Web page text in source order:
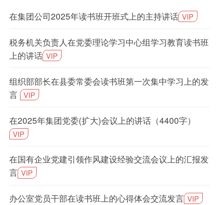
在集团公司2025年读书班开班式上的主持讲话 VIP
税务机关负责人在党委理论学习中心组学习教育读书班
上的讲话 VIP
组织部部长在县委常委会读书班第一次集中学习上的发
言 VIP
在2025年集团党委(扩大)会议上的讲话（4400字）
VIP
在国有企业党建引领作风建设经验交流会议上的汇报发
言 VIP
办公室党员干部在读书班上的心得体会交流发言 VIP